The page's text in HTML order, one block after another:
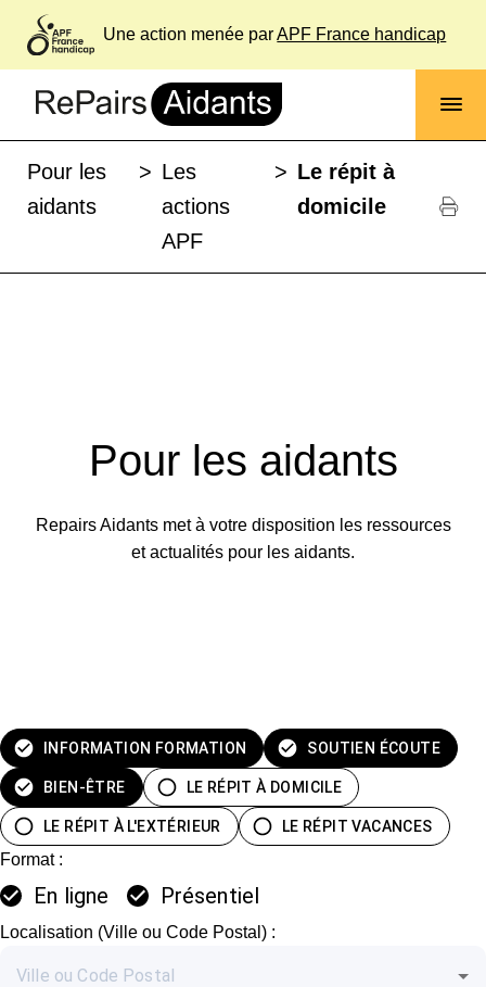
Une action menée parAPF France handicap
Pour les
aidants
> Les
actions
APF
> Le répit à
domicile
Pour les aidants
Repairs Aidants met à votre disposition les ressources
et actualités pour les aidants.
INFORMATION FORMATION SOUTIEN ÉCOUTE
BIEN-ÊTRE LE RÉPIT À DOMICILE
LE RÉPIT À L'EXTÉRIEUR LE RÉPIT VACANCES
Format :
En ligne Présentiel
Localisation (Ville ou Code Postal) :
Tout afficherFiltres